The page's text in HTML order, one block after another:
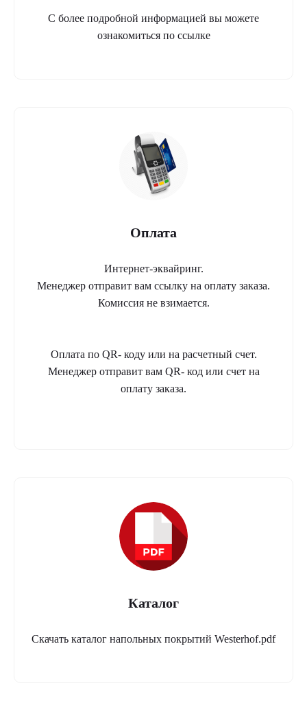
С более подробной информацией вы можете
ознакомиться по ссылке
Оплата
Интернет-эквайринг.
Менеджер отправит вам ссылку на оплату заказа.
Комиссия не взимается.
Оплата по QR- коду или на расчетный счет.
Менеджер отправит вам QR- код или счет на
оплату заказа.
Каталог
Скачать каталог напольных покрытий Westerhof.pdf